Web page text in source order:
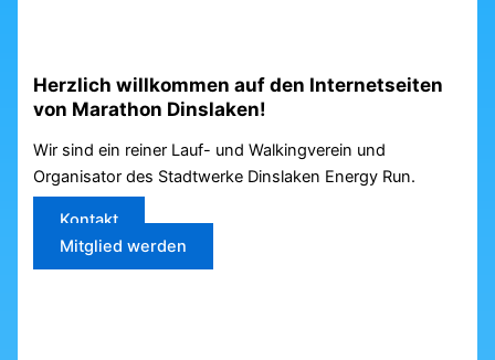
Herzlich willkommen auf den Internetseiten
von Marathon Dinslaken!
Wir sind ein reiner Lauf- und Walkingverein und
Organisator des Stadtwerke Dinslaken Energy Run.
Kontakt
Mitglied werden